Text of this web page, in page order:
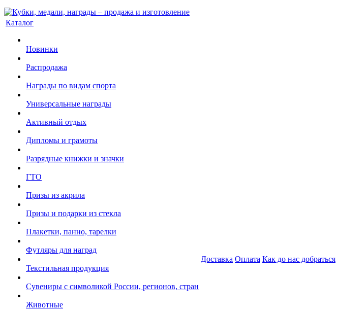
Каталог
Новинки
Распродажа
Награды по видам спорта
Универсальные награды
Активный отдых
Дипломы и грамоты
Разрядные книжки и значки
ГТО
Призы из акрила
Призы и подарки из стекла
Плакетки, панно, тарелки
Футляры для наград
Текстильная продукция
Сувениры с символикой России, регионов, стран
Животные
Доставка Оплата Как до нас добраться